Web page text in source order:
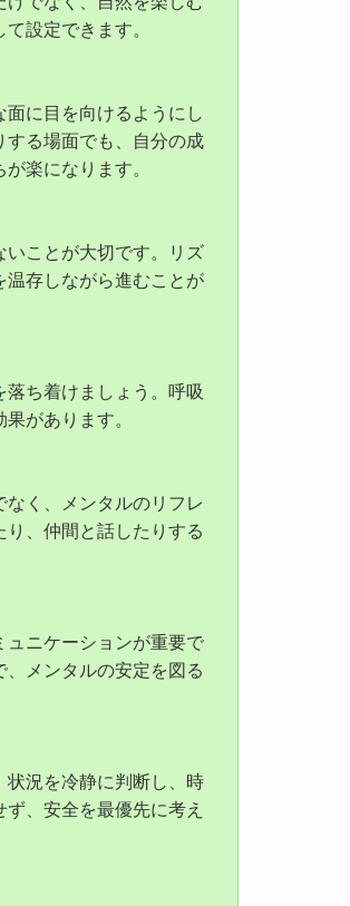
設定できます。
に目を向けるようにし
する場面でも、自分の成
楽になります。
いことが大切です。リズ
温存しながら進むことが
ち着けましょう。呼吸
があります。
く、メンタルのリフレ
、仲間と話したりする
ュニケーションが重要で
メンタルの安定を図る
状況を冷静に判断し、時
、安全を最優先に考え